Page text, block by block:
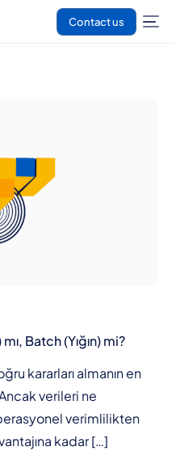
Contact us
Batch (Yığın) mi?
kararları almanın en
verileri ne
verimlilikten
kadar […]